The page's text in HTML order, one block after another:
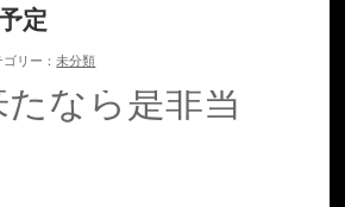
定
ゴリー：未分類
たなら是非当